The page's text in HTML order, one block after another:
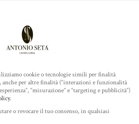
ROLEX
TUDOR
Pasquale Bruni
cookie o tecnologie simili per finalità
anche per altre finalità (“interazioni e funzionalità
“misurazione” e “targeting e pubblicità”)
.
o revocare il tuo consenso, in qualsiasi